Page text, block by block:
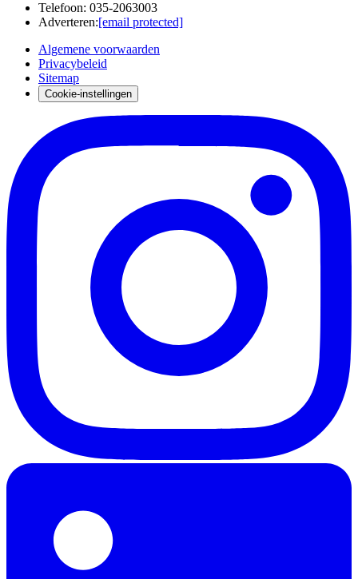
Telefoon: 035-2063003
Adverteren:[email protected]
Algemene voorwaarden
Privacybeleid
Sitemap
Cookie-instellingen